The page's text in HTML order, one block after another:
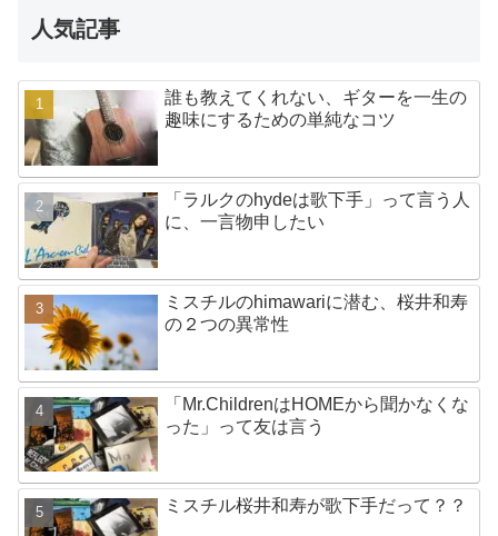
人気記事
誰も教えてくれない、ギターを一生の
趣味にするための単純なコツ
「ラルクのhydeは歌下手」って言う人
に、一言物申したい
ミスチルのhimawariに潜む、桜井和寿
の２つの異常性
「Mr.ChildrenはHOMEから聞かなくな
った」って友は言う
ミスチル桜井和寿が歌下手だって？？